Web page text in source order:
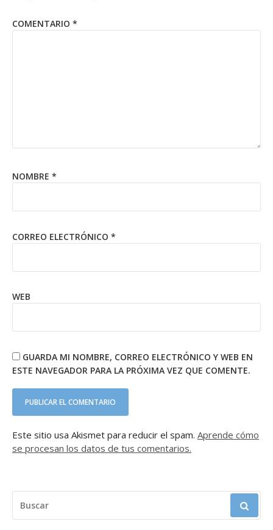
COMENTARIO *
NOMBRE *
CORREO ELECTRÓNICO *
WEB
GUARDA MI NOMBRE, CORREO ELECTRÓNICO Y WEB EN
ESTE NAVEGADOR PARA LA PRÓXIMA VEZ QUE COMENTE.
Este sitio usa Akismet para reducir el spam. Aprende cómo
se procesan los datos de tus comentarios.